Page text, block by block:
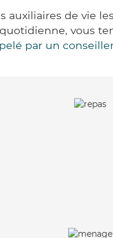
de vie
vous
par un